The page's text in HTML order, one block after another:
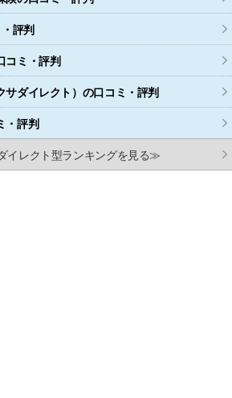
評判
コミ・評判
ダイレクト） の口コミ・評判
・評判
イレクト型ランキングを見る≫